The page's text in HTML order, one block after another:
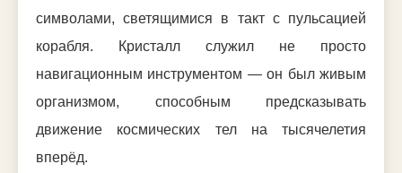
символами, светящимися в такт с пульсацией
корабля. Кристалл служил не просто
навигационным инструментом — он был живым
организмом, способным предсказывать
движение космических тел на тысячелетия
вперёд.